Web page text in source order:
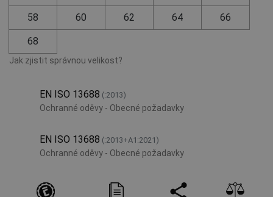
58 60 62 64 66
68
Jak zjistit správnou velikost?
EN ISO 13688 (:2013)
Ochranné oděvy - Obecné požadavky
EN ISO 13688 (:2013+A1:2021)
Ochranné oděvy - Obecné požadavky